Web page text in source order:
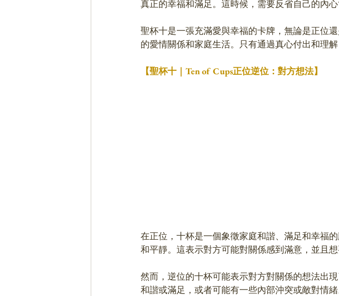
真正的幸福和滿足。這時候，需要反省自己的內
聖杯十是一張充滿愛與幸福的卡牌，無論是正位
的愛情關係和家庭生活。只有通過真心付出和理
【聖杯十｜Ten of Cups正位逆位：對方想法】
在正位，十杯是一個象徵家庭和諧、滿足和幸福
和平靜。這表示對方可能對關係感到滿意，並且想
然而，逆位的十杯可能表示對方對關係的想法出
和諧或滿足，或者可能有一些內部沖突或敵對情